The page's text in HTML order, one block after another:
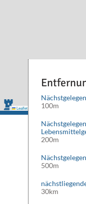
Leaflet Mapbox©OpenStreetMap
100m
200m
500m
30km